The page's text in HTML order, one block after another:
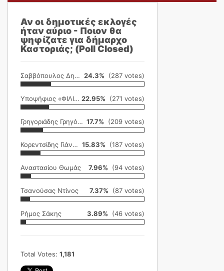
Αν οι δημοτικές εκλογές
ήταν αύριο - Ποιον θα
ψηφίζατε για δήμαρχο
Καστοριάς; (Poll Closed)
Σαββόπουλος Δημήτρης 24.3% (287 votes)
Υποψήφιος «ΦΙΛΙΚΗ ΕΤΑΙΡΕΙΑ» 22.95% (271 votes)
Γρηγοριάδης Γρηγόρης 17.7% (209 votes)
Κορεντσίδης Γιάννης 15.83% (187 votes)
Αναστασίου Θωμάς 7.96% (94 votes)
Τσανούσας Ντίνος 7.37% (87 votes)
Ρήμος Σάκης 3.89% (46 votes)
Total Votes: 1,181